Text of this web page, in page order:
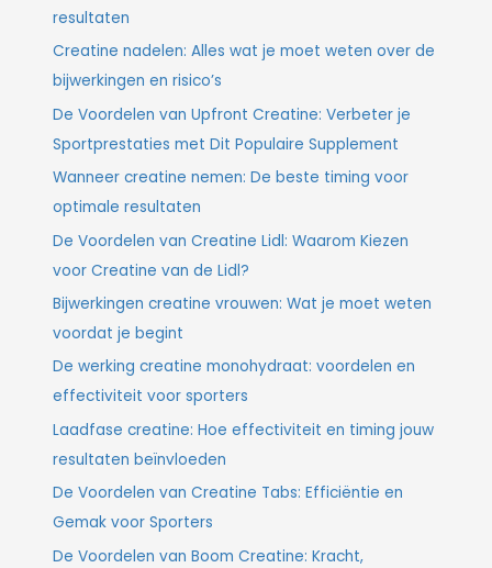
resultaten
Creatine nadelen: Alles wat je moet weten over de
bijwerkingen en risico’s
De Voordelen van Upfront Creatine: Verbeter je
Sportprestaties met Dit Populaire Supplement
Wanneer creatine nemen: De beste timing voor
optimale resultaten
De Voordelen van Creatine Lidl: Waarom Kiezen
voor Creatine van de Lidl?
Bijwerkingen creatine vrouwen: Wat je moet weten
voordat je begint
De werking creatine monohydraat: voordelen en
effectiviteit voor sporters
Laadfase creatine: Hoe effectiviteit en timing jouw
resultaten beïnvloeden
De Voordelen van Creatine Tabs: Efficiëntie en
Gemak voor Sporters
De Voordelen van Boom Creatine: Kracht,